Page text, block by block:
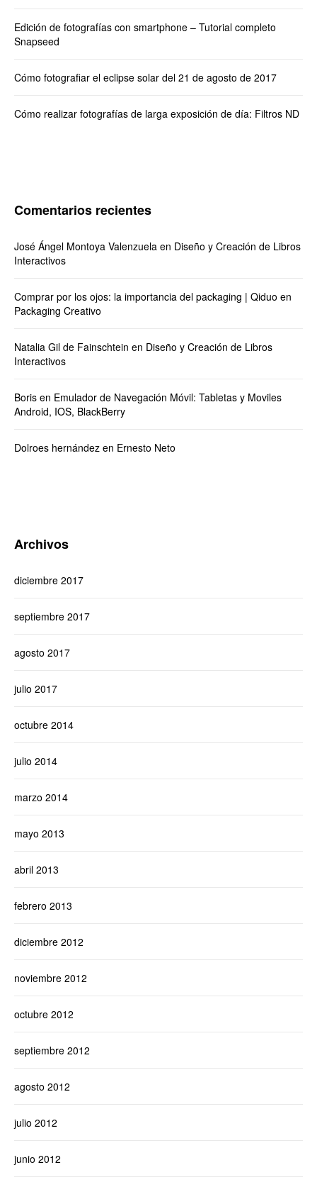
Edición de fotografías con smartphone – Tutorial completo
Snapseed
Cómo fotografiar el eclipse solar del 21 de agosto de 2017
Cómo realizar fotografías de larga exposición de día: Filtros ND
Comentarios recientes
José Ángel Montoya Valenzuela en Diseño y Creación de Libros
Interactivos
Comprar por los ojos: la importancia del packaging | Qiduo en
Packaging Creativo
Natalia Gil de Fainschtein en Diseño y Creación de Libros
Interactivos
Boris en Emulador de Navegación Móvil: Tabletas y Moviles
Android, IOS, BlackBerry
Dolroes hernández en Ernesto Neto
Archivos
diciembre 2017
septiembre 2017
agosto 2017
julio 2017
octubre 2014
julio 2014
marzo 2014
mayo 2013
abril 2013
febrero 2013
diciembre 2012
noviembre 2012
octubre 2012
septiembre 2012
agosto 2012
julio 2012
junio 2012